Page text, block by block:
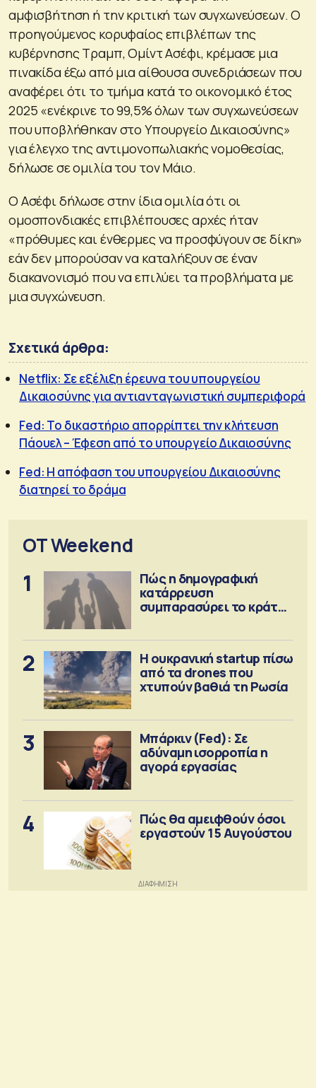
αμφισβήτηση ή την κριτική των συγχωνεύσεων. Ο
προηγούμενος κορυφαίος επιβλέπων της
κυβέρνησης Τραμπ, Ομίντ Ασέφι, κρέμασε μια
πινακίδα έξω από μια αίθουσα συνεδριάσεων που
αναφέρει ότι το τμήμα κατά το οικονομικό έτος
2025 «ενέκρινε το 99,5% όλων των συγχωνεύσεων
που υποβλήθηκαν στο Υπουργείο Δικαιοσύνης»
για έλεγχο της αντιμονοπωλιακής νομοθεσίας,
δήλωσε σε ομιλία του τον Μάιο.
Ο Ασέφι δήλωσε στην ίδια ομιλία ότι οι
ομοσπονδιακές επιβλέπουσες αρχές ήταν
«πρόθυμες και ένθερμες να προσφύγουν σε δίκη»
εάν δεν μπορούσαν να καταλήξουν σε έναν
διακανονισμό που να επιλύει τα προβλήματα με
μια συγχώνευση.
Σχετικά άρθρα:
Netflix: Σε εξέλιξη έρευνα του υπουργείου
Δικαιοσύνης για αντιανταγωνιστική συμπεριφορά
Fed: Το δικαστήριο απορρίπτει την κλήτευση
Πάουελ – Έφεση από το υπουργείο Δικαιοσύνης
Fed: Η απόφαση του υπουργείου Δικαιοσύνης
διατηρεί το δράμα
OT Weekend
1
Πώς η δημογραφική
κατάρρευση
συμπαρασύρει το κράτος
2
Η ουκρανική startup πίσω
από τα drones που
χτυπούν βαθιά τη Ρωσία
3
Μπάρκιν (Fed): Σε
αδύναμη ισορροπία η
αγορά εργασίας
4
Πώς θα αμειφθούν όσοι
εργαστούν 15 Αυγούστου